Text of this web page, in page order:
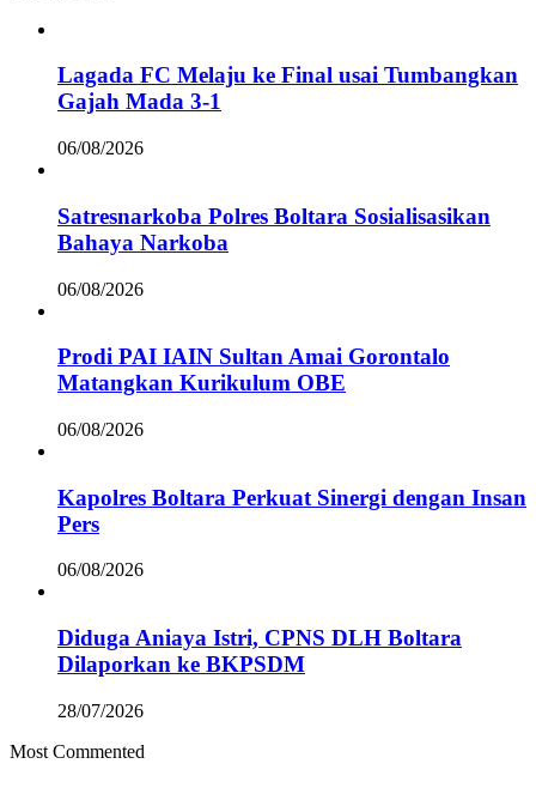
Lagada FC Melaju ke Final usai Tumbangkan
Gajah Mada 3-1
06/08/2026
Satresnarkoba Polres Boltara Sosialisasikan
Bahaya Narkoba
06/08/2026
Prodi PAI IAIN Sultan Amai Gorontalo
Matangkan Kurikulum OBE
06/08/2026
Kapolres Boltara Perkuat Sinergi dengan Insan
Pers
06/08/2026
Diduga Aniaya Istri, CPNS DLH Boltara
Dilaporkan ke BKPSDM
28/07/2026
Most Commented